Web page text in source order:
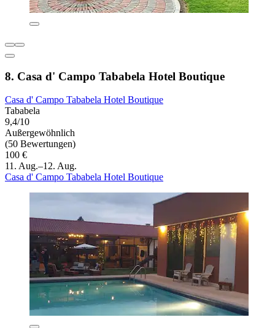
8. Casa d' Campo Tababela Hotel Boutique
Casa d' Campo Tababela Hotel Boutique
Tababela
9,4/10
Außergewöhnlich
(50 Bewertungen)
100 €
11. Aug.–12. Aug.
Casa d' Campo Tababela Hotel Boutique